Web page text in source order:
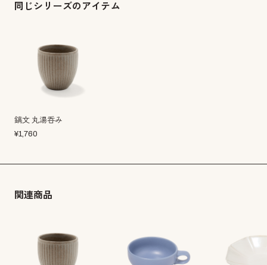
同じシリーズのアイテム
鎬文 丸湯呑み
¥1,760
関連商品